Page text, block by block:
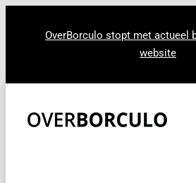
OverBorculo stopt met actueel
website